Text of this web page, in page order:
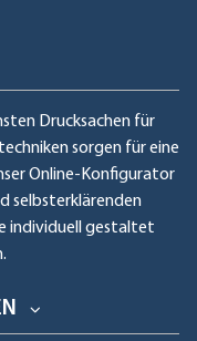
Drucksachen für
sorgen für eine
Online-Konfigurator
selbsterklärenden
individuell gestaltet